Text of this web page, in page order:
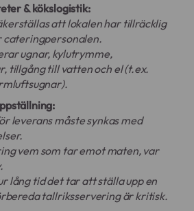
& kökslogistik:
att lokalen har tillräcklig
ugnar, kylutrymme,
tillgång till vatten och el (t.ex.
leverans måste synkas med
vem som tar emot maten, var
lång tid det tar att ställa upp en
tallriksservering är kritisk.